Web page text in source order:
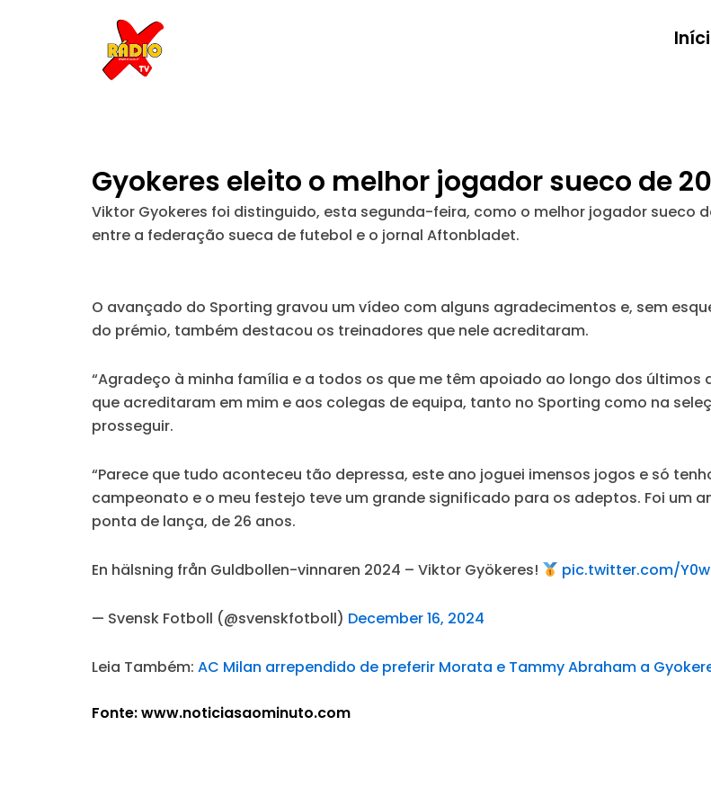
Gyokeres eleito o melhor jogador sueco de
Viktor Gyokeres foi distinguido, esta segunda-feira, como o melhor jogador sueco
entre a federação sueca de futebol e o jornal Aftonbladet.
O avançado do Sporting gravou um vídeo com alguns agradecimentos e, sem
do prémio, também destacou os treinadores que nele acreditaram.
“Agradeço à minha família e a todos os que me têm apoiado ao longo dos
que acreditaram em mim e aos colegas de equipa, tanto no Sporting como na
prosseguir.
“Parece que tudo aconteceu tão depressa, este ano joguei imensos jogos e só
campeonato e o meu festejo teve um grande significado para os adeptos. Foi um
ponta de lança, de 26 anos.
En hälsning från Guldbollen-vinnaren 2024 – Viktor Gyökeres! pic.twitter.com/
— Svensk Fotboll (@svenskfotboll) December 16, 2024
Leia Também: AC Milan arrependido de preferir Morata e Tammy Abraham a
Fonte: www.noticiasaominuto.com